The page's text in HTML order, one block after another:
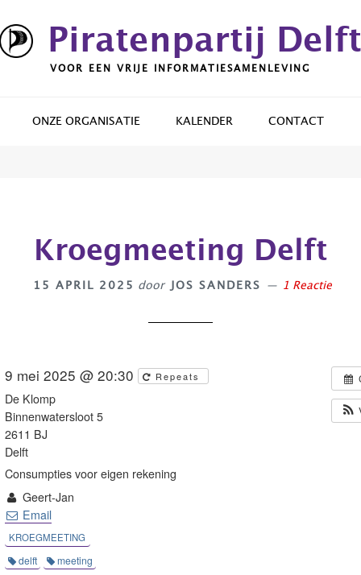
Piratenpartij Delft
VOOR EEN VRIJE INFORMATIESAMENLEVING
ONZE ORGANISATIE KALENDER CONTACT
Kroegmeeting Delft
15 APRIL 2025 door JOS SANDERS 1 Reactie
9 mei 2025 @ 20:30 Repeats
De Klomp
Binnenwatersloot 5
2611 BJ
Delft
Consumpties voor eigen rekening
Geert-Jan
Email
KROEGMEETING
delft meeting